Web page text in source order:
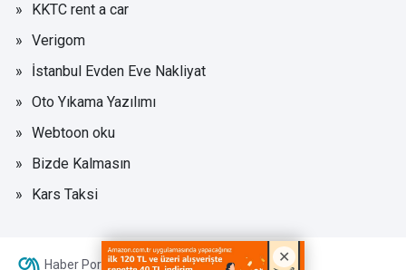
KKTC rent a car
Verigom
İstanbul Evden Eve Nakliyat
Oto Yıkama Yazılımı
Webtoon oku
Bizde Kalmasın
Kars Taksi
Haber Portalı Yazılımı